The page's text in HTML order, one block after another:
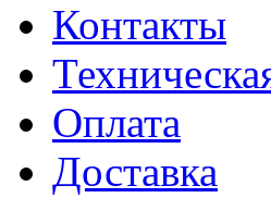
Контакты
Оплата
Доставка